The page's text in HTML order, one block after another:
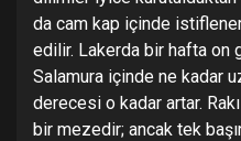
da cam kap içinde
edilir. Lakerda bir hafta on
Salamura içinde ne kadar
derecesi o kadar artar.
bir mezedir; ancak tek